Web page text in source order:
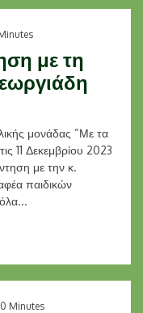
με τη
μονάδας “Με τα
11 Δεκεμβρίου 2023
με την κ.
παιδικών
Minutes